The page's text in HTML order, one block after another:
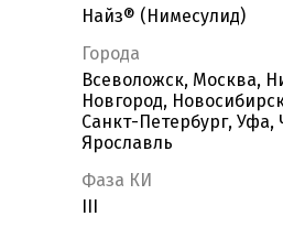
Найз® (Нимесулид)
Города
Всеволожск, Москва,
Новгород,
Санкт-Петербург, Уфа,
Ярославль
Фаза КИ